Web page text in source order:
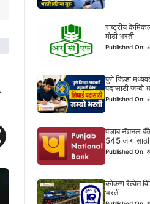
राष्ट्रीय
मोठी भरती
Published On:
पुणे जिल्हा
पदासाठी जम्बो
Published On:
पंजाब नॅशनल
545
Published On:
कोकण रेल्वेत
भरती